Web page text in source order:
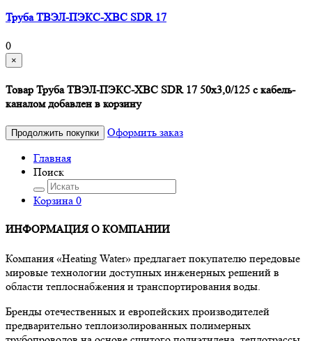
Труба ТВЭЛ-ПЭКС-ХВС SDR 17
0
×
Товар Труба ТВЭЛ-ПЭКС-ХВС SDR 17 50х3,0/125 с кабель-
каналом добавлен в корзину
Продолжить покупки
Оформить заказ
Главная
Поиск
Корзина 0
ИНФОРМАЦИЯ О КОМПАНИИ
Компания «Heating Water» предлагает покупателю передовые
мировые технологии доступных инженерных решений в
области теплоснабжения и транспортирования воды.
Бренды отечественных и европейских производителей
предварительно теплоизолированных полимерных